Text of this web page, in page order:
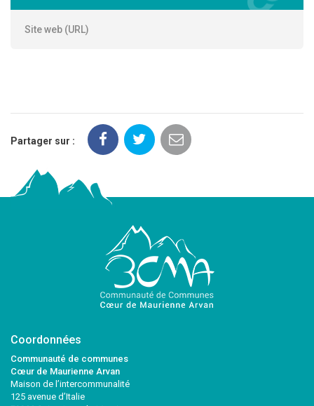
Site web (URL)
Partager sur :
Coordonnées
Communauté de communes
Cœur de Maurienne Arvan
Maison de l’intercommunalité
125 avenue d’Italie